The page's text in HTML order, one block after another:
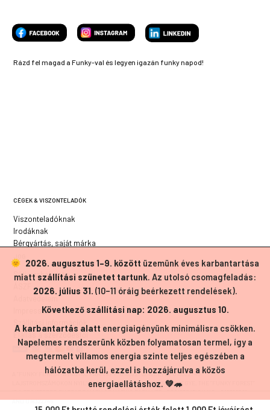
Rázd fel magad a Funky-val és legyen igazán funky napod!
CÉGEK & VISZONTELADÓK
Viszonteladóknak
Irodáknak
Bérgyártás, saját márka
Süti szabályzat
Impresszum
Elállás a szerződéstől
A ”FUNKY FOREST” A HÁZIKÓ FARM KFT. 018322762 ILLETVE 018322746
LAJSTROMSZÁMOKON NYILVÁNTARTOTT EURÓPAI UNIÓS VÉDJEGYE. THE ”FUNKY FOREST”
AND 018322746
2026. augusztus 1–9. között üzemünk éves karbantartása
miatt szállítási szünetet tartunk. Az utolsó csomagfeladás:
2026. július 31. (10–11 óráig beérkezett rendelések).
Következő szállítási nap: 2026. augusztus 10.
A karbantartás alatt energiaigényünk minimálisra csökken.
Napelemes rendszerünk közben folyamatosan termel, így a
megtermelt villamos energia szinte teljes egészében a
hálózatba kerül, ezzel is hozzájárulva a közös
energiaellátáshoz. 💚🦔